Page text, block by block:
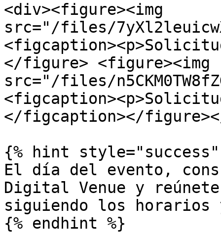
<div><figure><img
src="/files/
</figure> <figure><img
src="/files/
</figcaption></
{% hint style="success"
El día del evento,
Digital Venue y
siguiendo los horarios